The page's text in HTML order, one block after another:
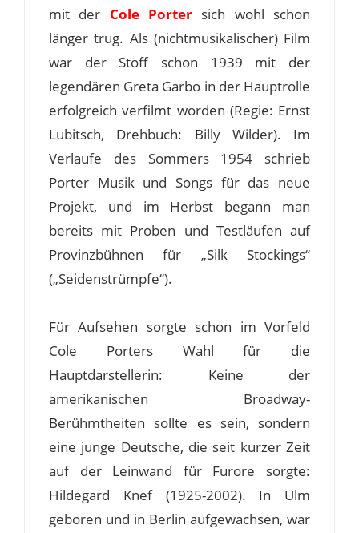
mit der Cole Porter sich wohl schon
länger trug. Als (nichtmusikalischer) Film
war der Stoff schon 1939 mit der
legendären Greta Garbo in der Hauptrolle
erfolgreich verfilmt worden (Regie: Ernst
Lubitsch, Drehbuch: Billy Wilder). Im
Verlaufe des Sommers 1954 schrieb
Porter Musik und Songs für das neue
Projekt, und im Herbst begann man
bereits mit Proben und Testläufen auf
Provinzbühnen für „Silk Stockings“
(„Seidenstrümpfe“).
Für Aufsehen sorgte schon im Vorfeld
Cole Porters Wahl für die
Hauptdarstellerin: Keine der
amerikanischen Broadway-
Berühmtheiten sollte es sein, sondern
eine junge Deutsche, die seit kurzer Zeit
auf der Leinwand für Furore sorgte:
Hildegard Knef (1925-2002). In Ulm
geboren und in Berlin aufgewachsen, war